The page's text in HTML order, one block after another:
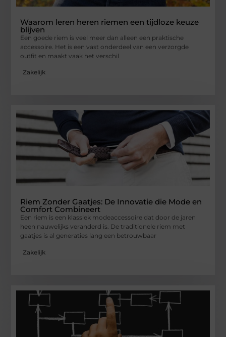
Waarom leren heren riemen een tijdloze keuze
blijven
Een goede riem is veel meer dan alleen een praktische
accessoire. Het is een vast onderdeel van een verzorgde
outfit en maakt vaak het verschil
Zakelijk
Riem Zonder Gaatjes: De Innovatie die Mode en
Comfort Combineert
Een riem is een klassiek modeaccessoire dat door de jaren
heen nauwelijks veranderd is. De traditionele riem met
gaatjes is al generaties lang een betrouwbaar
Zakelijk